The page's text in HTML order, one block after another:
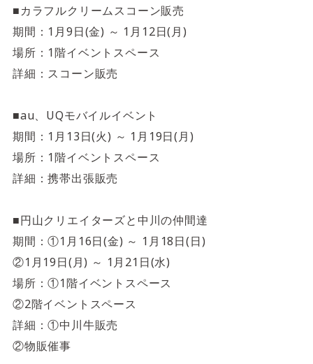
4F/5F Physical care floor
フィジカルケアフロア
■カラフルクリームスコーン販売
期間：1月9日(金) ～ 1月12日(月)
場所：1階イベントスペース
詳細：スコーン販売
■au、UQモバイルイベント
期間：1月13日(火) ～ 1月19日(月)
場所：1階イベントスペース
詳細：携帯出張販売
■円山クリエイターズと中川の仲間達
期間：①1月16日(金) ～ 1月18日(日)
②1月19日(月) ～ 1月21日(水)
場所：①1階イベントスペース
②2階イベントスペース
詳細：①中川牛販売
②物販催事